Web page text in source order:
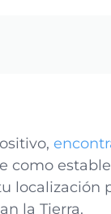
como
localización
la Tierra.